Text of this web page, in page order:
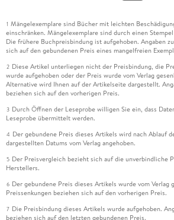
1 Mängelexemplare sind Bücher mit leichten
einschränken. Mängelexemplare sind durch einen
Die frühere Buchpreisbindung ist aufgehoben. Angaben
sich auf den gebundenen Preis eines mangelfreien
2 Diese Artikel unterliegen nicht der Preisbindung, die
wurde aufgehoben oder der Preis wurde vom Verlag
Alternative wird Ihnen auf der Artikelseite dargestellt.
beziehen sich auf den vorherigen Preis.
3 Durch Öffnen der Leseprobe willigen Sie ein, dass
Leseprobe übermittelt werden.
4 Der gebundene Preis dieses Artikels wird nach Ablauf
dargestellten Datums vom Verlag angehoben.
5 Der Preisvergleich bezieht sich auf die unverbindliche
Herstellers.
6 Der gebundene Preis dieses Artikels wurde vom Verlag
Preissenkungen beziehen sich auf den vorherigen Preis.
7 Die Preisbindung dieses Artikels wurde aufgehoben.
beziehen sich auf den letzten gebundenen Preis.